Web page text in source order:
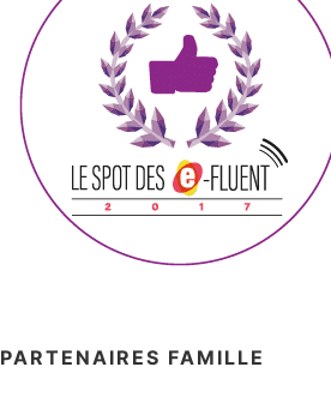
PARTENAIRES FAMILLE